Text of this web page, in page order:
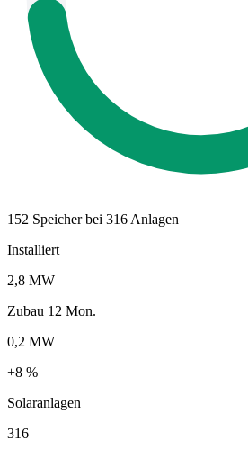
152 Speicher bei 316 Anlagen
Installiert
2,8 MW
Zubau 12 Mon.
0,2 MW
+8 %
Solaranlagen
316